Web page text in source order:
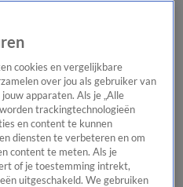
Dag Onze categorieën Laatste
Dag Podcast
cookies en vergelijkbare
over jou als gebruiker van
apparaten. Als je „Alle
trackingtechnologieën
en content te kunnen
diensten te verbeteren en om
content te meten. Als je
of je toestemming intrekt,
uitgeschakeld. We gebruiken